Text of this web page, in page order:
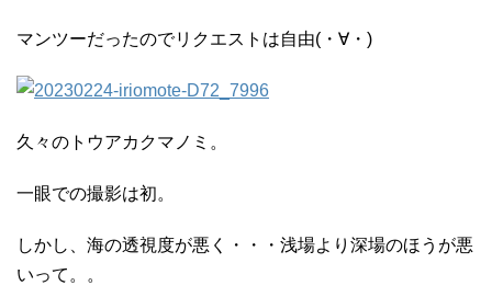
マンツーだったのでリクエストは自由(・∀・)
久々のトウアカクマノミ。
一眼での撮影は初。
しかし、海の透視度が悪く・・・浅場より深場のほうが悪
いって。。